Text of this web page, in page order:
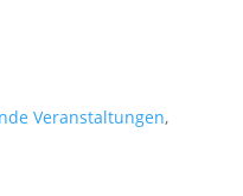
Veranstaltungen,